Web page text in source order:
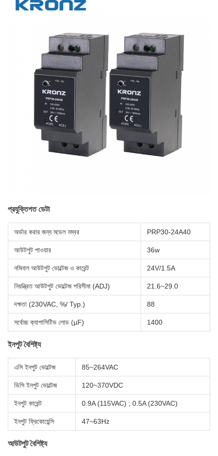
প্রযুক্তিগত ডেটা
অর্ডার করার জন্য মডেল নম্বর PRP30-24A40
আউটপুট পাওয়ার 36w
নমিনাল আউটপুট ভোল্টেজ ও কারেন্ট 24V/1.5A
নিয়ন্ত্রিত আউটপুট ভোল্টেজ পরিসীমা (ADJ) 21.6~29.0
দক্ষতা (230VAC, %/ Typ.) 88
সর্বোচ্চ ক্যাপাসিটিভ লোড (µF) 1400
ইনপুট বৈশিষ্ট্য
এসি ইনপুট ভোল্টেজ 85~264VAC
ডিসি ইনপুট ভোল্টেজ 120~370VDC
ইনপুট কারেন্ট 0.9A (115VAC) ; 0.5A (230VAC)
ইনপুট ফ্রিকোয়েন্সি 47~63Hz
আউটপুট বৈশিষ্ট্য